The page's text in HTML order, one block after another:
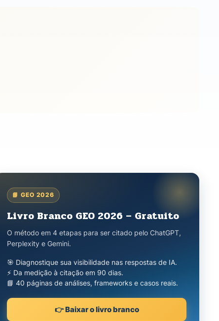
📘 GEO 2026
Livro Branco GEO 2026 – Gratuito
O método em 4 etapas para ser citado pelo ChatGPT,
Perplexity e Gemini.
🎯 Diagnostique sua visibilidade nas respostas de IA.
⚡ Da medição à citação em 90 dias.
📘 40 páginas de análises, frameworks e casos reais.
👉 Baixar o livro branco